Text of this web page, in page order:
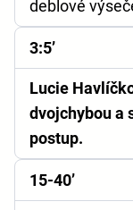
deblové
3:5’
Lucie
dvojchybou a
postup.
15-40’